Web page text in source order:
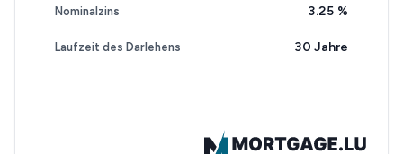
Nominalzins 3.25 %
Laufzeit des Darlehens 30 Jahre